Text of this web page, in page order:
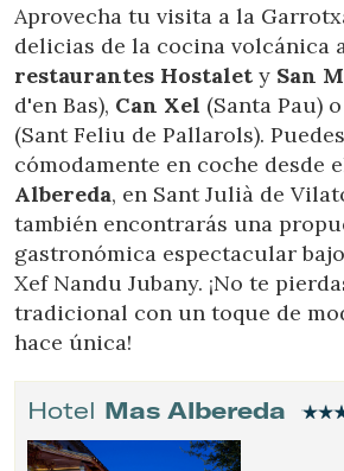
Aprovecha tu visita a la
delicias de la cocina volcánica
restaurantes Hostalet y San
d'en Bas), Can Xel (Santa Pau) o
(Sant Feliu de Pallarols).
cómodamente en coche desde
Albereda, en Sant Julià de
también encontrarás una
gastronómica espectacular
Xef Nandu Jubany. ¡No te
tradicional con un toque de
hace única!
Hotel Mas Albereda